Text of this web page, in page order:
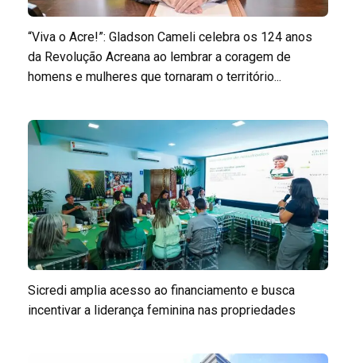
“Viva o Acre!”: Gladson Cameli celebra os 124 anos
da Revolução Acreana ao lembrar a coragem de
homens e mulheres que tornaram o território...
Sicredi amplia acesso ao financiamento e busca
incentivar a liderança feminina nas propriedades